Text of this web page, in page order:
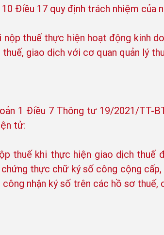
10 Điều 17 quy định trách nhiệm của
nộp thuế thực hiện hoạt động kinh
thuế, giao dịch với cơ quan quản lý
1 Điều 7 Thông tư 19/2021/TT-
tử:
thuế khi thực hiện giao dịch
thực chữ ký số công cộng
công nhận ký số trên các hồ sơ